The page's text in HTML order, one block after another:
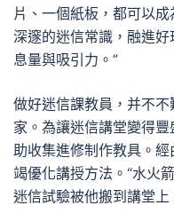
片、一個紙板，都可以
深邃的迷信常識，融進
息量與吸引力。”
做好迷信課教員，并不
家。為讓迷信講堂變得
助收集進修制作教具。
竭優化講授方法。“水火
迷信試驗被他搬到講堂